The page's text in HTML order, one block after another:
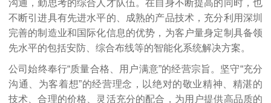
沟通，勤思考的综合人才队伍。在自身不断提高的同时，也
不断引进具有先进水平的、成熟的产品技术，充分利用深圳
完善的制造业和国际化信息的优势，为客户量身定制具备领
先水平的包括安防、综合布线等的智能化系统解决方案。
公司始终奉行“质量合格、用户满意”的经营宗旨。坚守“充分
沟通、为客着想”的经营理念，以绝对的敬业精神、精湛的
技术、合理的价格、灵活充分的配合，为用户提供高品质的